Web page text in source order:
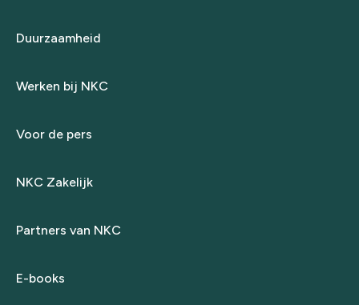
Duurzaamheid
Werken bij NKC
Voor de pers
NKC Zakelijk
Partners van NKC
E-books